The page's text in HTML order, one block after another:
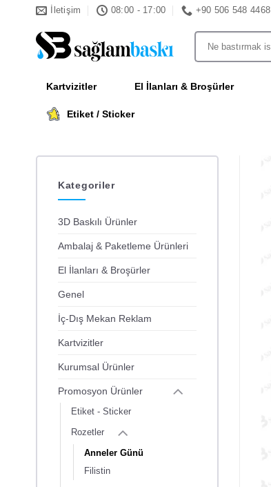
İletişim 08:00 - 17:00 +90 506 548 4468
Ara:
Kartvizitler El İlanları & Broşürler
Etiket / Sticker
Kategoriler
3D Baskılı Ürünler
Ambalaj & Paketleme Ürünleri
El İlanları & Broşürler
Genel
İç-Dış Mekan Reklam
Kartvizitler
Kurumsal Ürünler
Promosyon Ürünler
Etiket - Sticker
Rozetler
Anneler Günü
Filistin